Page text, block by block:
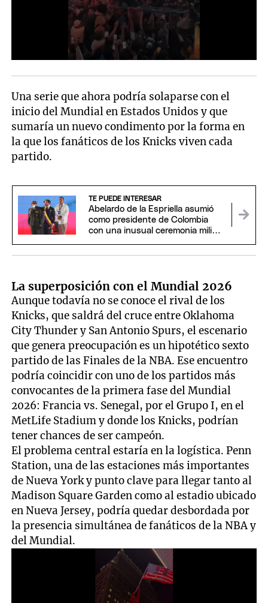
Una serie que ahora podría solaparse con el
inicio del Mundial en Estados Unidos y que
sumaría un nuevo condimento por la forma en
la que los fanáticos de los Knicks viven cada
partido.
TE PUEDE INTERESAR
Abelardo de la Espriella asumió
como presidente de Colombia
con una inusual ceremonia militar
La superposición con el Mundial 2026
Aunque todavía no se conoce el rival de los
Knicks, que saldrá del cruce entre Oklahoma
City Thunder y San Antonio Spurs, el escenario
que genera preocupación es un hipotético sexto
partido de las Finales de la NBA. Ese encuentro
podría coincidir con uno de los partidos más
convocantes de la primera fase del Mundial
2026: Francia vs. Senegal, por el Grupo I, en el
MetLife Stadium y donde los Knicks, podrían
tener chances de ser campeón.
El problema central estaría en la logística. Penn
Station, una de las estaciones más importantes
de Nueva York y punto clave para llegar tanto al
Madison Square Garden como al estadio ubicado
en Nueva Jersey, podría quedar desbordada por
la presencia simultánea de fanáticos de la NBA y
del Mundial.